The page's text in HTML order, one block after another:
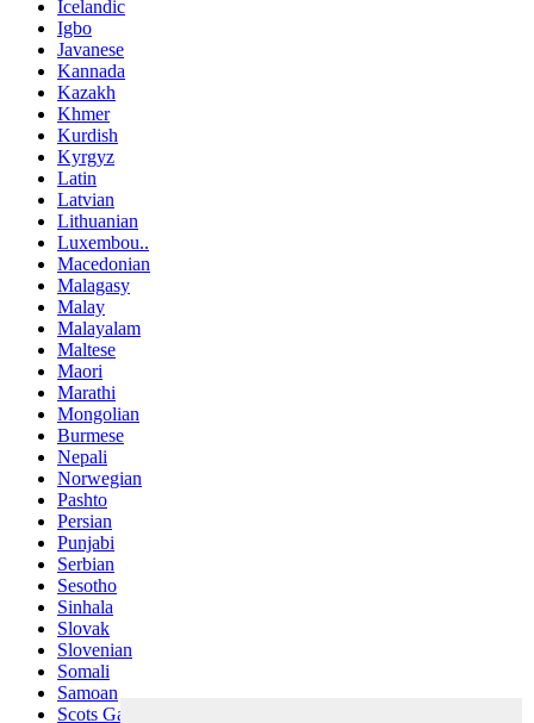
Icelandic
Igbo
Javanese
Kannada
Kazakh
Khmer
Kurdish
Kyrgyz
Latin
Latvian
Lithuanian
Luxembou..
Macedonian
Malagasy
Malay
Malayalam
Maltese
Maori
Marathi
Mongolian
Burmese
Nepali
Norwegian
Pashto
Persian
Punjabi
Serbian
Sesotho
Sinhala
Slovak
Slovenian
Somali
Samoan
Scots Gaelic